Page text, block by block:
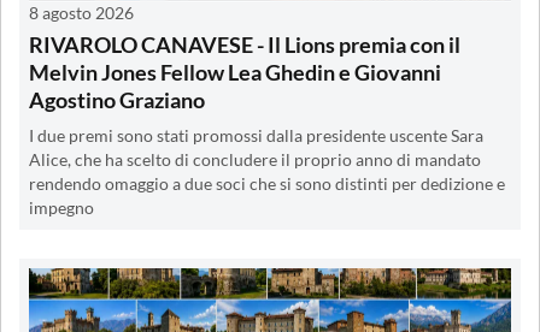
8 agosto 2026
RIVAROLO CANAVESE - Il Lions premia con il
Melvin Jones Fellow Lea Ghedin e Giovanni
Agostino Graziano
I due premi sono stati promossi dalla presidente uscente Sara
Alice, che ha scelto di concludere il proprio anno di mandato
rendendo omaggio a due soci che si sono distinti per dedizione e
impegno